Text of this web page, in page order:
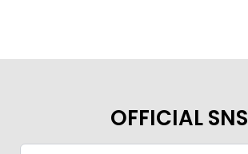
OFFICIAL SNS